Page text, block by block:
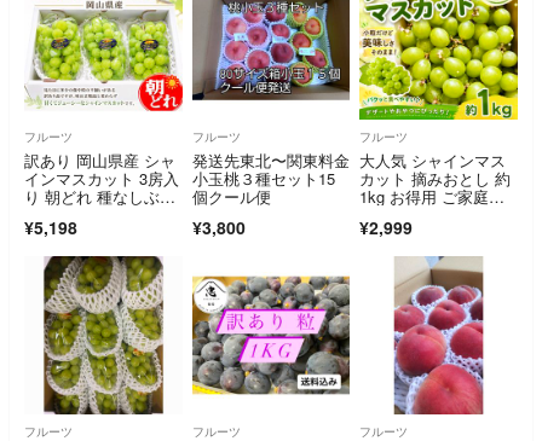
フルーツ
訳あり 岡山県産 シャ
インマスカット 3房入
り 朝どれ 種なしぶど
¥5,198
フルーツ
発送先東北〜関東料金
小玉桃３種セット15
個クール便
¥3,800
フルーツ
大人気 シャインマス
カット 摘みおとし 約
1kg お得用 ご家庭
¥2,999
フルーツ フルーツ フルーツ